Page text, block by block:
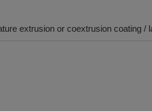
extrusion or coextrusion coating /